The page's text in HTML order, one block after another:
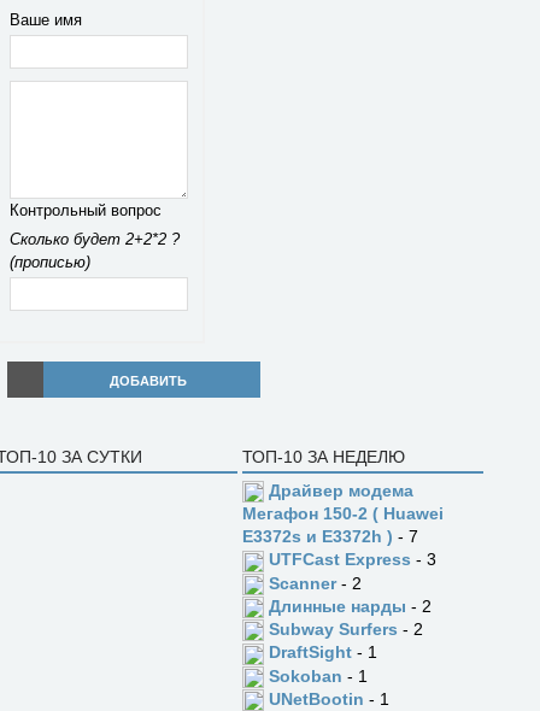
Ваше имя
Контрольный вопрос
Сколько будет 2+2*2 ?
(прописью)
ДОБАВИТЬ
10 ЗА СУТКИ
ТОП-10 ЗА НЕДЕЛЮ
Драйвер модема
Мегафон 150-2 ( Huawei
E3372s и E3372h ) - 7
UTFCast Express - 3
Scanner- 2
Длинные нарды - 2
Subway Surfers - 2
DraftSight - 1
Sokoban - 1
UNetBootin - 1